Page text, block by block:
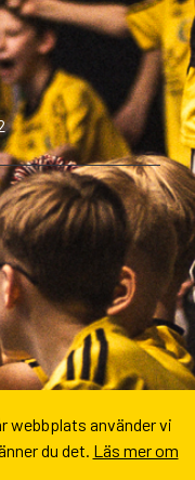
webbplats använder vi
du det. Läs mer om